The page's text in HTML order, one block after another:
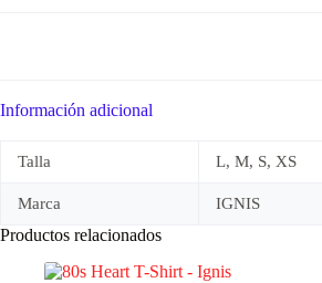
Información adicional
Talla L, M, S, XS
Marca IGNIS
Productos relacionados